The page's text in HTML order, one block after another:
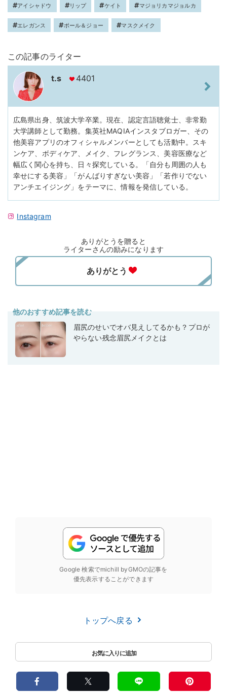
アイシャドウ リップ ケイト マジョリカマジョルカ
エレガンス ポール＆ジョー マスクメイク
この記事のライター
t.s 4401
広島県出身、筑波大学卒業。現在、認定言語聴覚士、非常勤
大学講師として勤務。集英社MAQIAインスタブロガー、その
他美容アプリのオフィシャルメンバーとしても活動中。スキ
ンケア、ボディケア、メイク、フレグランス、美容医療など
幅広く関心を持ち、日々探究している。「自分も周囲の人も
幸せにする美容」「がんばりすぎない美容」「若作りでない
アンチエイジング」をテーマに、情報を発信している。
Instagram
ありがとうを贈ると
ライターさんの励みになります
他のおすすめ記事を読む
眉尻のせいでオバ見えしてるかも？プロが
やらない残念眉尻メイクとは
Google 検索でmichill byGMOの記事を
優先表示することができます
トップへ戻る